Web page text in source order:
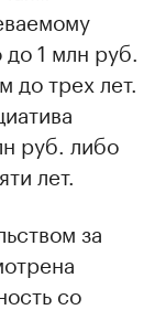
1 млн руб.
до трех лет.
руб. либо
лет.
за
со